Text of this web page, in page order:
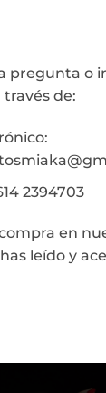
pregunta o
de:
2394703
en
leído y